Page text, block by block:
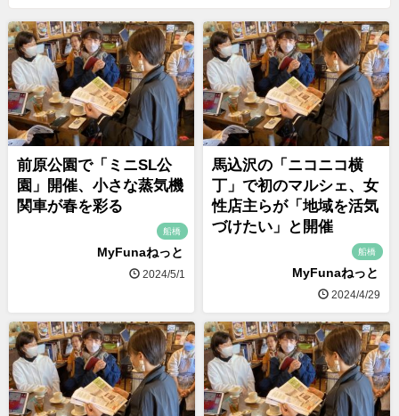
前原公園で「ミニSL公
園」開催、小さな蒸気機
関車が春を彩る
船橋
MyFunaねっと
2024/5/1
馬込沢の「ニコニコ横
丁」で初のマルシェ、女
性店主らが「地域を活気
づけたい」と開催
船橋
MyFunaねっと
2024/4/29